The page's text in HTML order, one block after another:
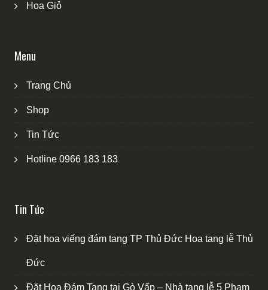
Hoa Giỏ
Menu
Trang Chủ
Shop
Tin Tức
Hotline 0966 183 183
Tin Tức
Đặt hoa viếng đám tang TP Thủ Đức Hoa tang lễ Thủ
Đức
Đặt Hoa Đám Tang tại Gò Vấp – Nhà tang lễ 5 Phạm